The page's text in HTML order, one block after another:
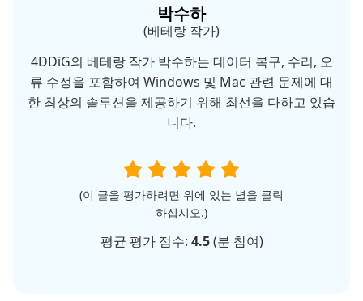
박수하
(베테랑 작가)
4DDiG의 베테랑 작가 박수하는 데이터 복구, 수리, 오
류 수정을 포함하여 Windows 및 Mac 관련 문제에 대
한 최상의 솔루션을 제공하기 위해 최선을 다하고 있습
니다.
(이 글을 평가하려면 위에 있는 별을 클릭
하십시오.)
평균 평가 점수: 4.5(분 참여)